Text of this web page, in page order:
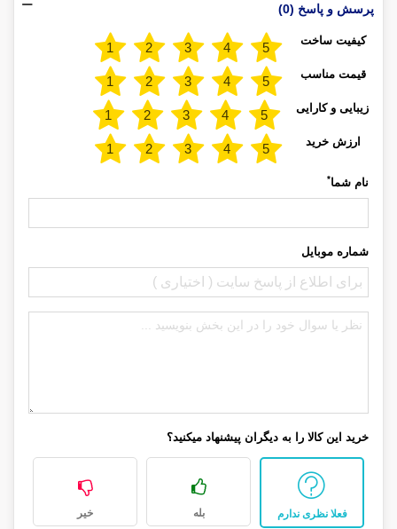
پرسش و پاسخ (0)
کیفیت ساخت
قیمت مناسب
زیبایی و کارایی
ارزش خرید
نام شما*
شماره موبایل
خرید این کالا را به دیگران پیشنهاد میکنید؟
فعلا نظری ندارم بله خیر